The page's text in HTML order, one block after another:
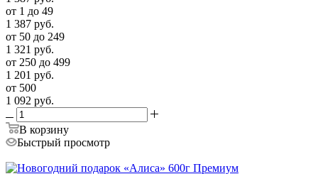
от 1 до 49
1 387 руб.
от 50 до 249
1 321 руб.
от 250 до 499
1 201 руб.
от 500
1 092 руб.
В корзину
Быстрый просмотр